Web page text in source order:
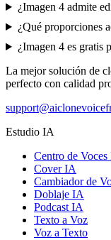
¿Imagen 4 admite
¿Qué proporciones
¿Imagen 4 es gratis
La mejor solución de
perfecto con calidad
Estudio IA
Centro de Voces
Cover IA
Cambiador de
Doblaje IA
Podcast IA
Texto a Voz
Voz a Texto